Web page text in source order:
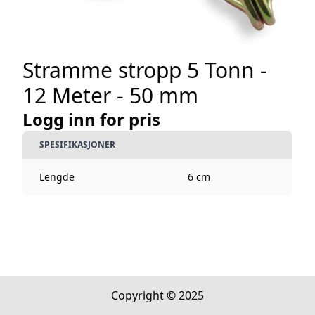
Stramme stropp 5 Tonn -
12 Meter - 50 mm
Logg inn for pris
SPESIFIKASJONER
Lengde 6 cm
Copyright © 2025